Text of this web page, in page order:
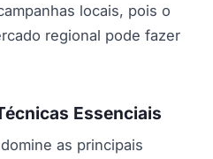
locais, pois o
regional pode fazer
Essenciais
as principais